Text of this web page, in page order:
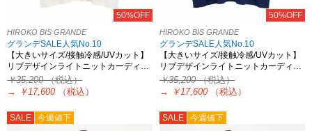
50%OFF
HIROKO BIS GRANDE
グランデSALE人気No.10
【大きいサイズ/接触冷感/UVカット】
リブデザインライトニットカーディ…
￥35,200（税込）
→
￥17,600 （税込）
50%OFF
HIROKO BIS GRANDE
グランデSALE人気No.10
【大きいサイズ/接触冷感/UVカット】
リブデザインライトニットカーディ…
￥35,200（税込）
→
￥17,600 （税込）
SALE 今週値下 SALE 今週値下